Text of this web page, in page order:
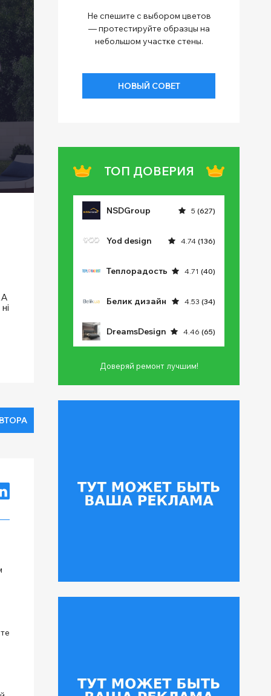
Не спешите с выбором цветов
— протестируйте образцы на
небольшом участке стены.
НОВЫЙ СОВЕТ
ТОП ДОВЕРИЯ
NSDGroup 5 (627)
Yod design 4.74 (136)
Теплорадость 4.71 (40)
Белик дизайн 4.53 (34)
DreamsDesign 4.46 (65)
Доверяй ремонт лучшим!